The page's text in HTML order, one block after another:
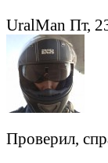
UralMan Пт,
Проверил,